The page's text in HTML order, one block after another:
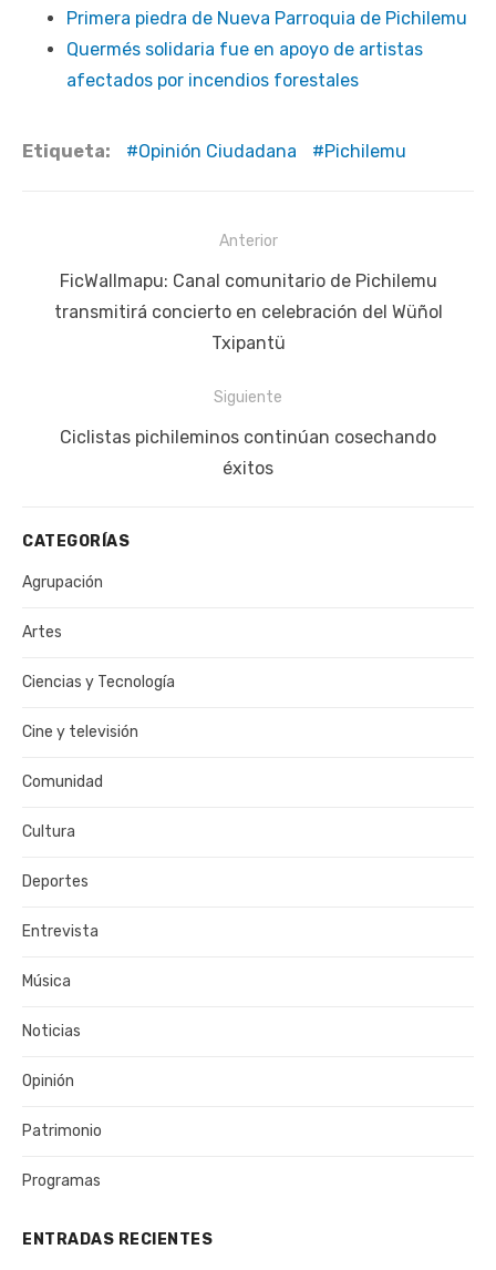
Primera piedra de Nueva Parroquia de Pichilemu
Quermés solidaria fue en apoyo de artistas
afectados por incendios forestales
Etiqueta: Opinión Ciudadana Pichilemu
entradas
Anterior
Publicación
anterior:
FicWallmapu: Canal comunitario de Pichilemu
transmitirá concierto en celebración del Wüñol
Txipantü
Siguiente
Siguiente
Ciclistas pichileminos continúan cosechando
éxitos
CATEGORÍAS
Agrupación
Artes
Ciencias y Tecnología
Cine y televisión
Comunidad
Cultura
Deportes
Entrevista
Música
Noticias
Opinión
Patrimonio
Programas
ENTRADAS RECIENTES